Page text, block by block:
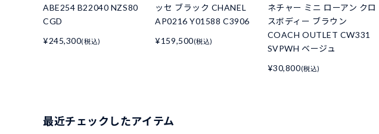
ABE254 B22040 NZS80
CGD
¥245,300(税込)
ッセ ブラック CHANEL
AP0216 Y01588 C3906
¥159,500(税込)
ネチャー ミニ ローアン クロ
スボディー ブラウン
COACH OUTLET CW331
SVPWH ベージュ
¥30,800(税込)
最近チェックしたアイテム